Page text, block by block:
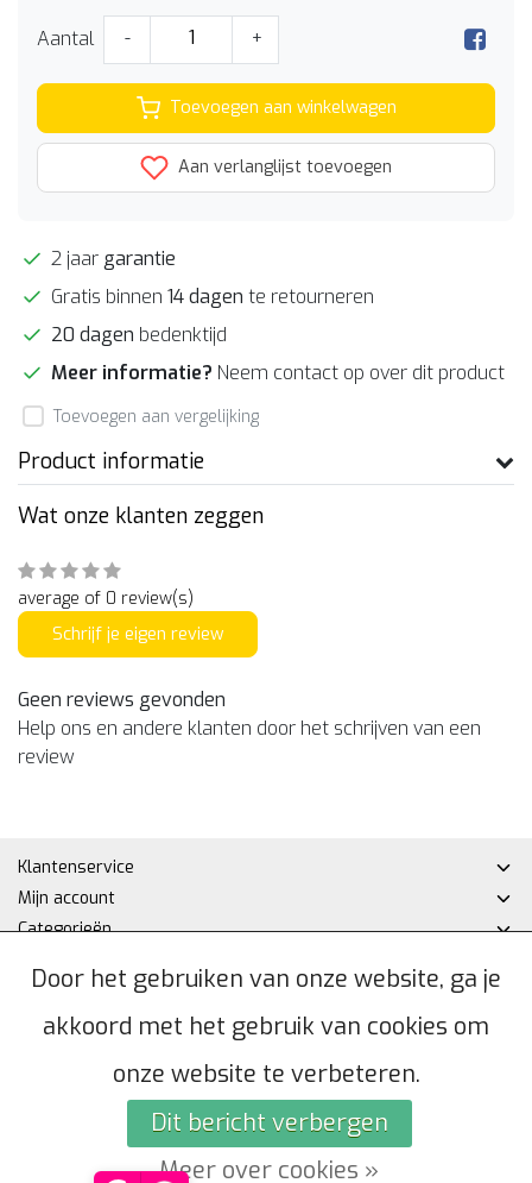
Aantal - +
Toevoegen aan winkelwagen
Aan verlanglijst toevoegen
2 jaar garantie
Gratis binnen 14 dagen te retourneren
20 dagen bedenktijd
Meer informatie? Neem contact op over dit product
Toevoegen aan vergelijking
Product informatie
Wat onze klanten zeggen
average of 0 review(s)
Schrijf je eigen review
Geen reviews gevonden
Help ons en andere klanten door het schrijven van een
review
Klantenservice
Mijn account
Categorieën
© Copyright 2026 - Hakan DHZ | Realisatie InStijl Media
Door het gebruiken van onze website, ga je
akkoord met het gebruik van cookies om
onze website te verbeteren.
Dit bericht verbergen
Meer over cookies »